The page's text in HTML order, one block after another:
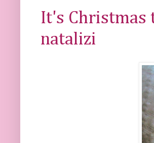
It's Christmas
natalizi